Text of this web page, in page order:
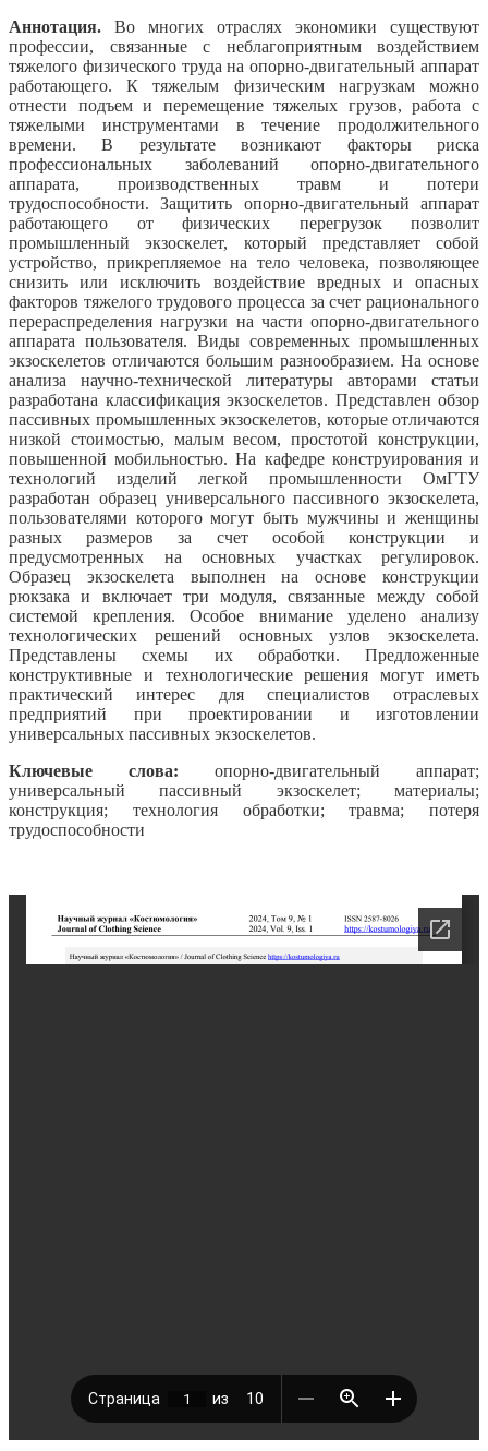
Аннотация. Во многих отраслях экономики существуют
профессии, связанные с неблагоприятным воздействием
тяжелого физического труда на опорно-двигательный аппарат
работающего. К тяжелым физическим нагрузкам можно
отнести подъем и перемещение тяжелых грузов, работа с
тяжелыми инструментами в течение продолжительного
времени. В результате возникают факторы риска
профессиональных заболеваний опорно-двигательного
аппарата, производственных травм и потери
трудоспособности. Защитить опорно-двигательный аппарат
работающего от физических перегрузок позволит
промышленный экзоскелет, который представляет собой
устройство, прикрепляемое на тело человека, позволяющее
снизить или исключить воздействие вредных и опасных
факторов тяжелого трудового процесса за счет рационального
перераспределения нагрузки на части опорно-двигательного
аппарата пользователя. Виды современных промышленных
экзоскелетов отличаются большим разнообразием. На основе
анализа научно-технической литературы авторами статьи
разработана классификация экзоскелетов. Представлен обзор
пассивных промышленных экзоскелетов, которые отличаются
низкой стоимостью, малым весом, простотой конструкции,
повышенной мобильностью. На кафедре конструирования и
технологий изделий легкой промышленности ОмГТУ
разработан образец универсального пассивного экзоскелета,
пользователями которого могут быть мужчины и женщины
разных размеров за счет особой конструкции и
предусмотренных на основных участках регулировок.
Образец экзоскелета выполнен на основе конструкции
рюкзака и включает три модуля, связанные между собой
системой крепления. Особое внимание уделено анализу
технологических решений основных узлов экзоскелета.
Представлены схемы их обработки. Предложенные
конструктивные и технологические решения могут иметь
практический интерес для специалистов отраслевых
предприятий при проектировании и изготовлении
универсальных пассивных экзоскелетов.
Ключевые слова: опорно-двигательный аппарат;
универсальный пассивный экзоскелет; материалы;
конструкция; технология обработки; травма; потеря
трудоспособности